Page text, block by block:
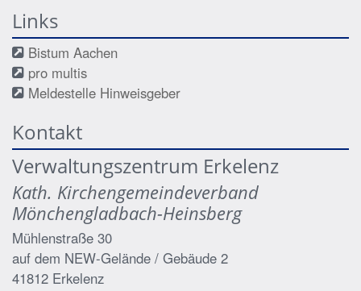
Links
Bistum Aachen
pro multis
Meldestelle Hinweisgeber
Kontakt
Verwaltungszentrum Erkelenz
Kath. Kirchengemeindeverband
Mönchengladbach-Heinsberg
Mühlenstraße 30
auf dem NEW-Gelände / Gebäude 2
41812 Erkelenz